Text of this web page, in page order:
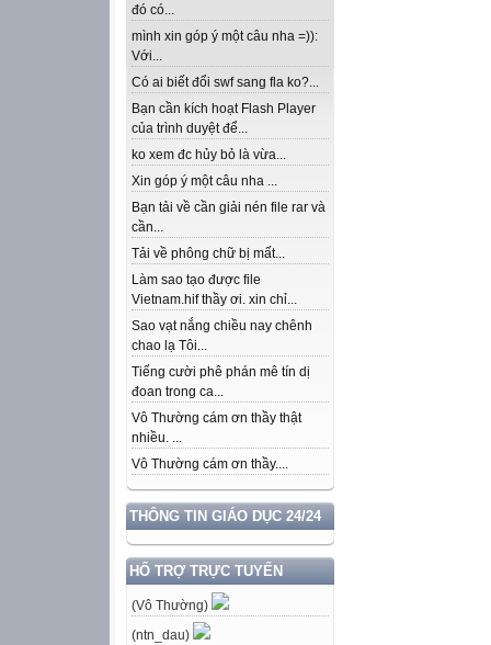
đó có...
mình xin góp ý một câu nha =)):
Với...
Có ai biết đổi swf sang fla ko?...
Bạn cần kích hoạt Flash Player
của trình duyệt để...
ko xem đc hủy bỏ là vừa...
Xin góp ý một câu nha ...
Bạn tải về cần giải nén file rar và
cần...
Tải về phông chữ bị mất...
Làm sao tạo được file
Vietnam.hif thầy ơi. xin chỉ...
Sao vạt nắng chiều nay chênh
chao lạ Tôi...
Tiếng cười phê phán mê tín dị
đoan trong ca...
Vô Thường cám ơn thầy thật
nhiều. ...
Vô Thường cám ơn thầy....
THÔNG TIN GIÁO DỤC 24/24
HỔ TRỢ TRỰC TUYẾN
(Vô Thường)
(ntn_dau)